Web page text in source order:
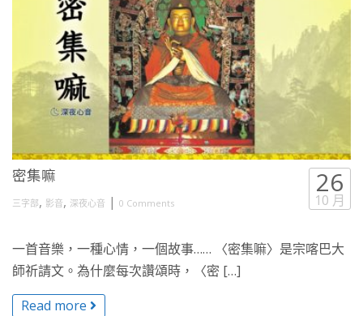
密集嘛
三字部, 影音, 深夜心音 | 0 Comments
26
10 月
一首音樂，一種心情，一個故事…… 〈密集嘛〉是宗喀巴大
師祈請文。為什麼每次讚頌時，〈密 […]
Read more